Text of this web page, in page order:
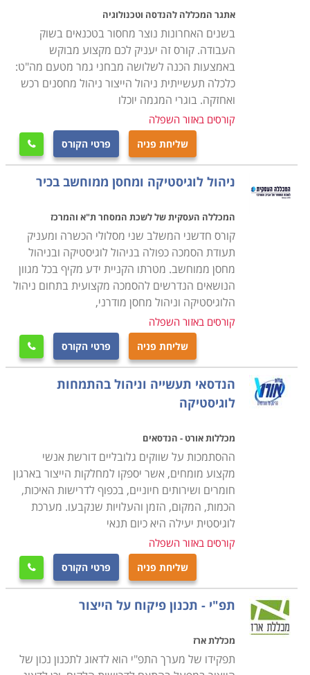
המתאים הן לחיילים משוחררים בתחילת דרכם המקצועית
והן כהסבה מקצועית.
הקורס מקנה את כל הידע הנדרש, כך גם מי שאין לו כל
רקע בתחום, יוכל בסיום הקורס להיות מוכן לקראת עבודה
בתחום, כאשר ניתן כבר במהלך הקורס לנסות ולהשתלב
במחלקות הרכש של חברות מסוימות ולהתחיל לרכוש
ניסיון. קורס רכש ולוגיסטיקה מתקיים בכל רחבי הארץ: חיפה,
תל אביב , נתניה, כפר סבא ועוד מקומות רבים נוספים
אחרים.
אתגר המכללה להנדסה וטכנולוגיה
בשנים האחרונות נוצר מחסור בטכנאים בשוק
העבודה. קורס זה יעניק לכם מקצוע מבוקש
באמצעות הכנה לשלושה מבחני גמר מטעם מה"ט:
כלכלה תעשייתית ניהול הייצור ניהול מחסנים רכש
ואחזקה. בוגרי המגמה יוכלו
קורסים באזור השפלה
שליחת פניה פרטי הקורס 
ניהול לוגיסטיקה ומחסן ממוחשב בכיר
המכללה העסקית של לשכת המסחר ת"א והמרכז
קורס חדשני המשלב שני מסלולי הכשרה ומעניק
תעודת הסמכה כפולה בניהול לוגיסטיקה ובניהול
מחסן ממוחשב. מטרתו הקניית ידע מקיף בכל מגוון
הנושאים הנדרשים להסמכה מקצועית בתחום ניהול
הלוגיסטיקה וניהול מחסן מודרני,
קורסים באזור השפלה
שליחת פניה פרטי הקורס 
הנדסאי תעשייה וניהול בהתמחות
לוגיסטיקה
מכללות אורט - הנדסאים
ההסתמכות על שווקים גלובליים דורשת אנשי
מקצוע מומחים, אשר יספקו למחלקות הייצור בארגון
חומרים ושירותים חיוניים, בכפוף לדרישות האיכות,
הכמות, המקום, הזמן והעלויות שנקבעו. מערכת
לוגיסטית יעילה היא כיום תנאי
קורסים באזור השפלה
שליחת פניה פרטי הקורס 
תפ"י - תכנון פיקוח על הייצור
מכללת ארז
תפקידו של מערך התפ"י הוא לדאוג לתכנון נכון של